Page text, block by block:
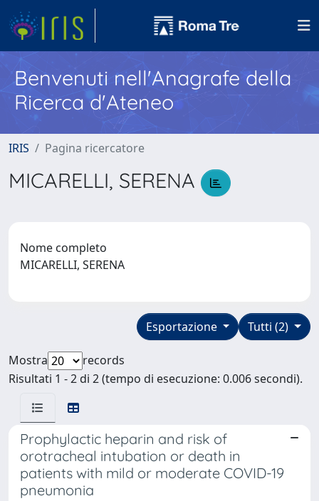
Benvenuti nell'Anagrafe della
Ricerca d'Ateneo
IRIS Pagina ricercatore
MICARELLI, SERENA
Nome completo
MICARELLI, SERENA
Tutti (2)
Esportazione
Mostra
records
Risultati 1 - 2 di 2 (tempo di esecuzione: 0.006 secondi).
Prophylactic heparin and risk of
orotracheal intubation or death in
patients with mild or moderate COVID-19
pneumonia